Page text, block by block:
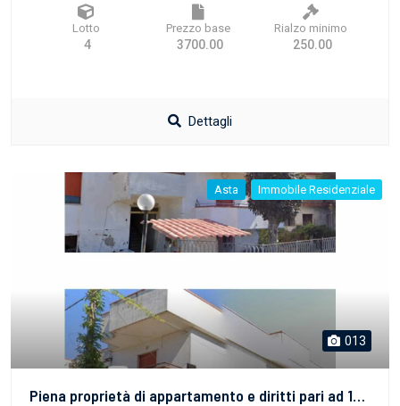
Lotto
4
Prezzo base
3700.00
Rialzo minimo
250.00
Dettagli
Asta Immobile Residenziale
013
Piena proprietà di appartamento e diritti pari ad 1/3 di piena proprietà su lastrico solare